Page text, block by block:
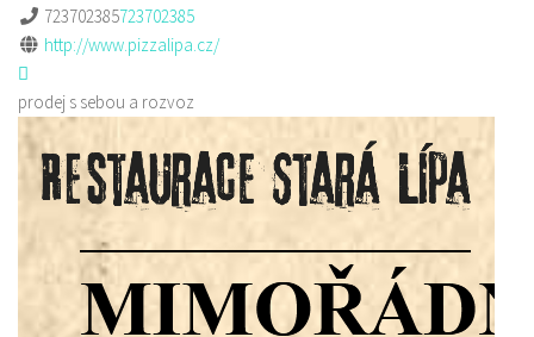
723702385723702385
http://www.pizzalipa.cz/
prodej s sebou a rozvoz